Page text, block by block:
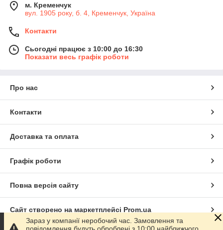
м. Кременчук
вул. 1905 року, б. 4, Кременчук, Україна
Контакти
Сьогодні працює з 10:00 до 16:30
Показати весь графік роботи
Про нас
Контакти
Доставка та оплата
Графік роботи
Повна версія сайту
Сайт створено на маркетплейсі Prom.ua
Зараз у компанії неробочий час. Замовлення та